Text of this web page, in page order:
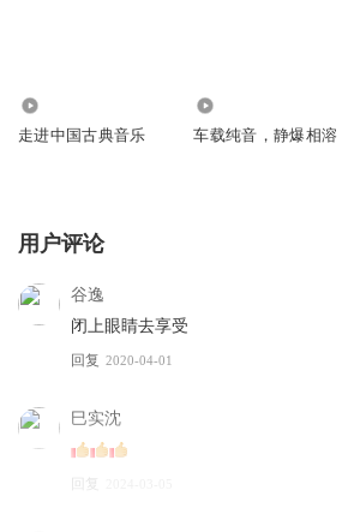
走进中国古典音乐 车载纯音，静爆相溶
用户评论
谷逸
闭上眼睛去享受
回复 2020-04-01
巳实沈
回复